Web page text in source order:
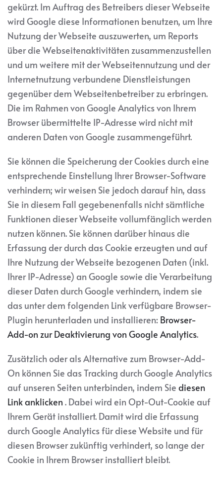
gekürzt. Im Auftrag des Betreibers dieser Webseite
wird Google diese Informationen benutzen, um Ihre
Nutzung der Webseite auszuwerten, um Reports
über die Webseitenaktivitäten zusammenzustellen
und um weitere mit der Webseitennutzung und der
Internetnutzung verbundene Dienstleistungen
gegenüber dem Webseitenbetreiber zu erbringen.
Die im Rahmen von Google Analytics von Ihrem
Browser übermittelte IP-Adresse wird nicht mit
anderen Daten von Google zusammengeführt.
Sie können die Speicherung der Cookies durch eine
entsprechende Einstellung Ihrer Browser-Software
verhindern; wir weisen Sie jedoch darauf hin, dass
Sie in diesem Fall gegebenenfalls nicht sämtliche
Funktionen dieser Webseite vollumfänglich werden
nutzen können. Sie können darüber hinaus die
Erfassung der durch das Cookie erzeugten und auf
Ihre Nutzung der Webseite bezogenen Daten (inkl.
Ihrer IP-Adresse) an Google sowie die Verarbeitung
dieser Daten durch Google verhindern, indem sie
das unter dem folgenden Link verfügbare Browser-
Plugin herunterladen und installieren: Browser-
Add-on zur Deaktivierung von Google Analytics.
Zusätzlich oder als Alternative zum Browser-Add-
On können Sie das Tracking durch Google Analytics
auf unseren Seiten unterbinden, indem Sie diesen
Link anklicken. Dabei wird ein Opt-Out-Cookie auf
Ihrem Gerät installiert. Damit wird die Erfassung
durch Google Analytics für diese Website und für
diesen Browser zukünftig verhindert, so lange der
Cookie in Ihrem Browser installiert bleibt.